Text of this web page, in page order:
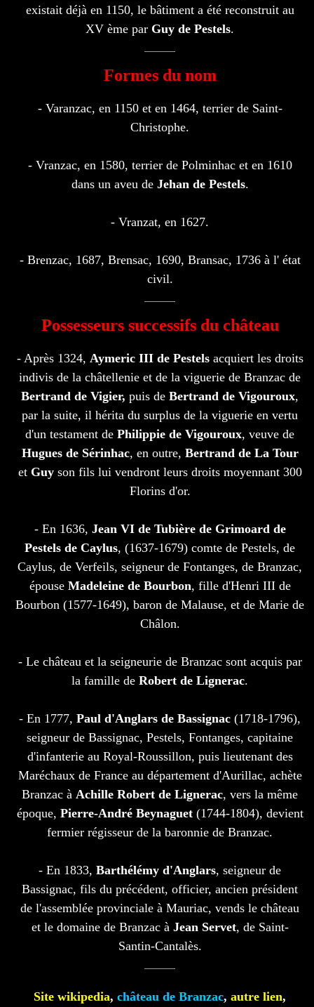
existait déjà en 1150, le bâtiment a été reconstruit au
XV ème par Guy de Pestels.
Formes du nom
- Varanzac, en 1150 et en 1464, terrier de Saint-
Christophe.
- Vranzac, en 1580, terrier de Polminhac et en 1610
dans un aveu de Jehan de Pestels.
- Vranzat, en 1627.
- Brenzac, 1687, Brensac, 1690, Bransac, 1736 à l' état
civil.
Possesseurs successifs du château
- Après 1324, Aymeric III de Pestelsacquiert les droits
indivis de la châtellenie et de la viguerie de Branzac de
Bertrand de Vigier, puis de Bertrand de Vigouroux,
par la suite, il hérita du surplus de la viguerie en vertu
d'un testament de Philippie de Vigouroux, veuve de
Hugues de Sérinhac, en outre, Bertrand de La Tour
et Guyson fils lui vendront leurs droits moyennant 300
Florins d'or.
- En 1636, Jean VI de Tubière de Grimoard de
Pestels de Caylus, (1637-1679) comte de Pestels, de
Caylus, de Verfeils, seigneur de Fontanges, de Branzac,
épouse Madeleine de Bourbon, fille d'Henri III de
Bourbon (1577-1649), baron de Malause, et de Marie de
Châlon.
- Le château et la seigneurie de Branzac sont acquis par
la famille de Robert de Lignerac.
- En 1777, Paul d'Anglars de Bassignac (1718-1796),
seigneur de Bassignac, Pestels, Fontanges, capitaine
d'infanterie au Royal-Roussillon, puis lieutenant des
Maréchaux de France au département d'Aurillac, achète
Branzac à Achille Robert de Lignerac, vers la même
époque, Pierre-André Beynaguet(1744-1804), devient
fermier régisseur de la baronnie de Branzac.
- En 1833, Barthélémy d'Anglars, seigneur de
Bassignac, fils du précédent, officier, ancien président
de l'assemblée provinciale à Mauriac, vends le château
et le domaine de Branzac à Jean Servet, de Saint-
Santin-Cantalès.
Site wikipedia, château de Branzac, autre lien,